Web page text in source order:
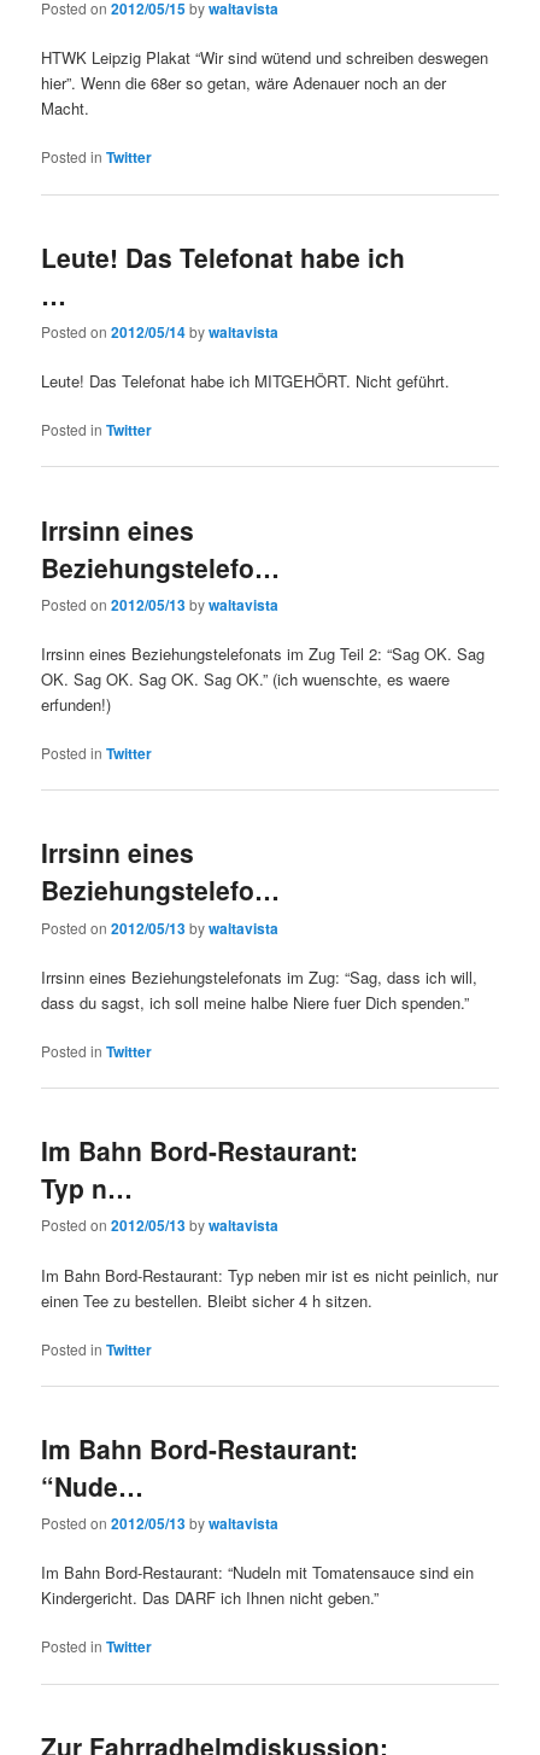
Posted on2012/05/15bywaltavista
HTWK Leipzig Plakat “Wir sind wütend und schreiben deswegen
hier”. Wenn die 68er so getan, wäre Adenauer noch an der
Macht.
Posted in Twitter
Leute! Das Telefonat habe ich
…
Posted on2012/05/14bywaltavista
Leute! Das Telefonat habe ich MITGEHÖRT. Nicht geführt.
Posted in Twitter
Irrsinn eines
Beziehungstelefo…
Posted on2012/05/13bywaltavista
Irrsinn eines Beziehungstelefonats im Zug Teil 2: “Sag OK. Sag
OK. Sag OK. Sag OK. Sag OK.” (ich wuenschte, es waere
erfunden!)
Posted in Twitter
Irrsinn eines
Beziehungstelefo…
Posted on2012/05/13bywaltavista
Irrsinn eines Beziehungstelefonats im Zug: “Sag, dass ich will,
dass du sagst, ich soll meine halbe Niere fuer Dich spenden.”
Posted in Twitter
Im Bahn Bord-Restaurant:
Typ n…
Posted on2012/05/13bywaltavista
Im Bahn Bord-Restaurant: Typ neben mir ist es nicht peinlich, nur
einen Tee zu bestellen. Bleibt sicher 4 h sitzen.
Posted in Twitter
Im Bahn Bord-Restaurant:
“Nude…
Posted on2012/05/13bywaltavista
Im Bahn Bord-Restaurant: “Nudeln mit Tomatensauce sind ein
Kindergericht. Das DARF ich Ihnen nicht geben.”
Posted in Twitter
Zur Fahrradhelmdiskussion: